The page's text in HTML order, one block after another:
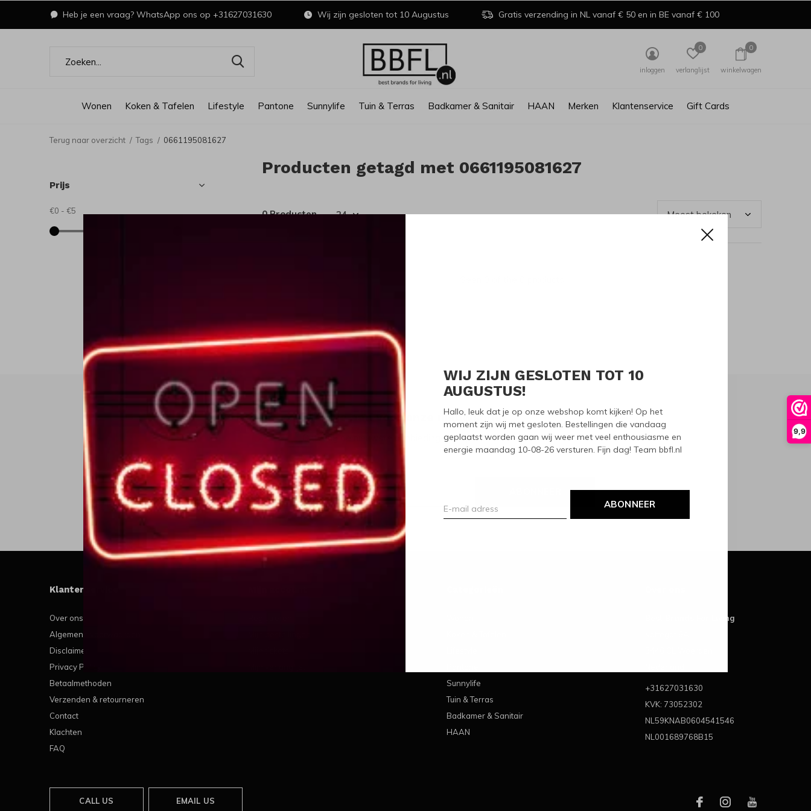
9,9
WIJ ZIJN GESLOTEN TOT 10
AUGUSTUS!
Hallo, leuk dat je op onze webshop komt kijken! Op het
moment zijn wij met gesloten. Bestellingen die vandaag
geplaatst worden gaan wij weer met veel enthousiasme en
energie maandag 10-08-26 versturen. Fijn dag! Team bbfl.nl
ABONNEER
Wonen Koken & Tafelen Lifestyle Pantone Sunnylife Tuin & Terras Badkamer & Sanitair HAAN Merken Klantenservice Gift Cards
inloggen verlanglijst
0
winkelwagen
0
Heb je een vraag? WhatsApp ons op +31627031630 Wij zijn gesloten tot 10 Augustus Gratis verzending in NL vanaf € 50 en in BE vanaf € 100
Terug naar overzicht Tags 0661195081627
Producten getagd met 0661195081627
0 Producten
Prijs
€0 - €5
Meld je aan voor onze nieuwsbrief
Ontvang de nieuwste aanbiedingen en promoties
Klantenservice
Over ons
Algemene voorwaarden
Disclaimer
Privacy Policy
Betaalmethoden
Verzenden & retourneren
Contact
Klachten
FAQ
Sunnylife
Tuin & Terras
Badkamer & Sanitair
HAAN
Best Brands For Living
+31627031630
KVK: 73052302
NL59KNAB0604541546
NL001689768B15
CALL US EMAIL US